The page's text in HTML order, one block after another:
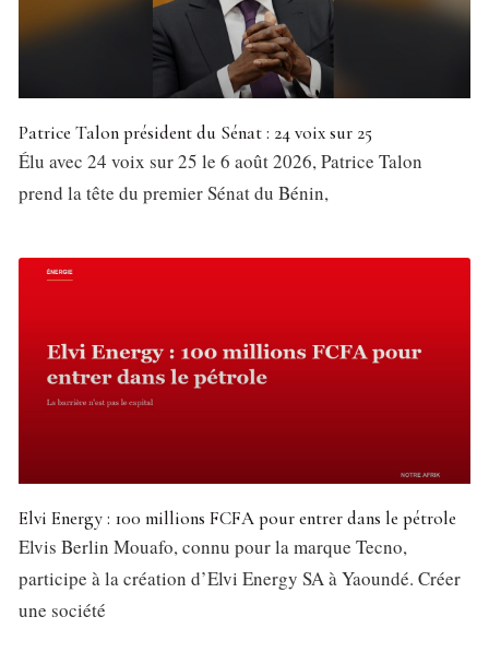
Patrice Talon président du Sénat : 24 voix sur 25
Élu avec 24 voix sur 25 le 6 août 2026, Patrice Talon
prend la tête du premier Sénat du Bénin,
Elvi Energy : 100 millions FCFA pour entrer dans le pétrole
Elvis Berlin Mouafo, connu pour la marque Tecno,
participe à la création d’Elvi Energy SA à Yaoundé. Créer
une société